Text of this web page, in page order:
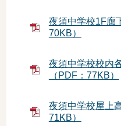
夜須中学校1F廊
70KB）
夜須中学校校内
（PDF：77KB）
夜須中学校屋上
71KB）